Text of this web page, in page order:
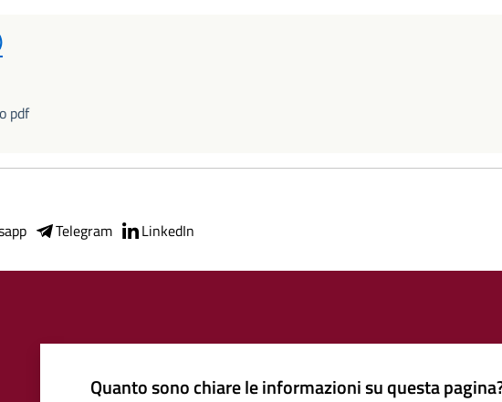
pdf
Telegram LinkedIn
Quanto sono chiare le informazioni su questa